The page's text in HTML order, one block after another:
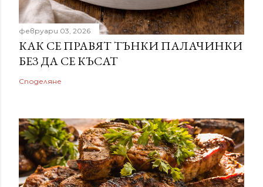
февруари 03, 2026
КАК СЕ ПРАВЯТ ТЪНКИ ПАЛАЧИНКИ
БЕЗ ДА СЕ КЪСАТ
Споделяне